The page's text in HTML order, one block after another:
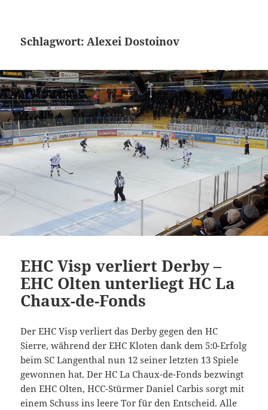
Schlagwort:Alexei Dostoinov
EHC Visp verliert Derby –
EHC Olten unterliegt HC La
Chaux-de-Fonds
Der EHC Visp verliert das Derby gegen den HC
Sierre, während der EHC Kloten dank dem 5:0-Erfolg
beim SC Langenthal nun 12 seiner letzten 13 Spiele
gewonnen hat. Der HC La Chaux-de-Fonds bezwingt
den EHC Olten, HCC-Stürmer Daniel Carbis sorgt mit
einem Schuss ins leere Tor für den Entscheid. Alle